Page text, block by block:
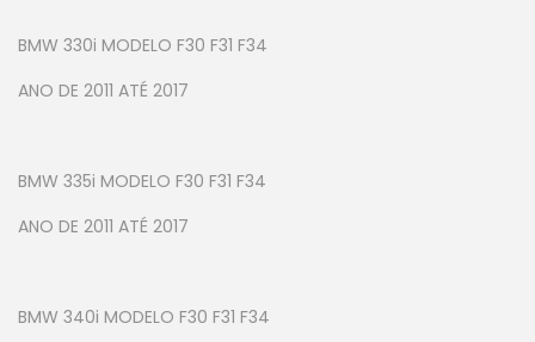
BMW 330i MODELO F30 F31 F34
ANO DE 2011 ATÉ 2017
BMW 335i MODELO F30 F31 F34
ANO DE 2011 ATÉ 2017
BMW 340i MODELO F30 F31 F34